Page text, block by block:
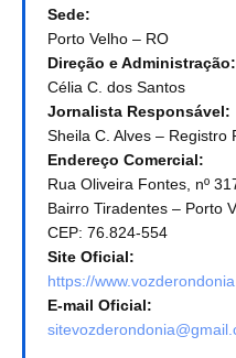
Sede:
Porto Velho – RO
Direção e Administração:
Célia C. dos Santos
Jornalista Responsável:
Sheila C. Alves – Registro
Endereço Comercial:
Rua Oliveira Fontes, nº
Bairro Tiradentes – Porto
CEP: 76.824-554
Site Oficial:
https://
E-mail Oficial: